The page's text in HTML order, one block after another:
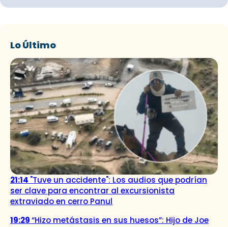
Lo Último
21:14 "Tuve un accidente": Los audios que podrían
ser clave para encontrar al excursionista
extraviado en cerro Panul
19:29“Hizo metástasis en sus huesos”: Hijo de Joe